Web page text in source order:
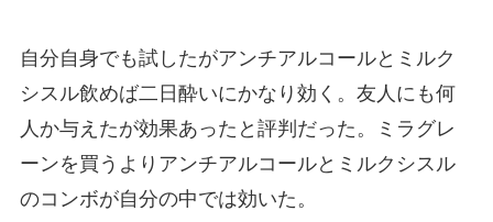
自分自身でも試したがアンチアルコールとミルク
シスル飲めば二日酔いにかなり効く。友人にも何
人か与えたが効果あったと評判だった。ミラグレ
ーンを買うよりアンチアルコールとミルクシスル
のコンボが自分の中では効いた。